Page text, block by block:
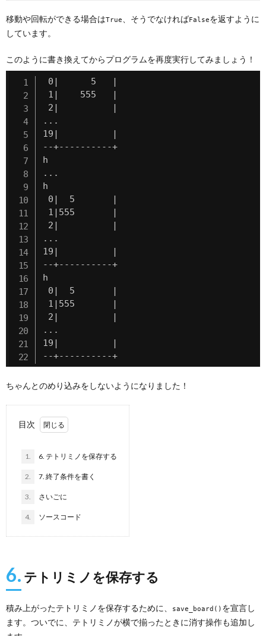
移動や回転ができる場合はTrue 、そうでなければFalseを返すように
しています。
このように書き換えてからプログラムを再度実行してみましょう！
0|      5   |
1|    555   |
2|          |
...
19|          |
--+----------+
h
...
h
0|  5       |
1|555       |
2|          |
...
19|          |
--+----------+
h
0|  5       |
1|555       |
2|          |
...
19|          |
--+----------+
ちゃんとのめり込みをしないようになりました！
目次
1. 6. テトリミノを保存する
2. 7. 終了条件を書く
3. さいごに
4. ソースコード
6. テトリミノを保存する
積み上がったテトリミノを保存するために、 save_board() を宣言し
ます。ついでに、テトリミノが横で揃ったときに消す操作も追加し